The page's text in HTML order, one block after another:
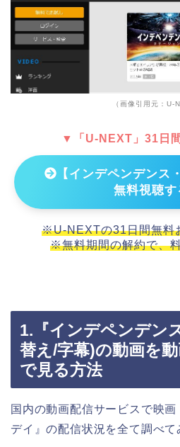
（画像引用元：U-
▼「U-NEXT」31日
【インデペンデンス
無料視聴す
※U-NEXTの31日間無料
※無料期間の解約で、
1.『インデペンデン
替え/字幕)の動画を
で見る方法
国内の動画配信サービスで映画
デイ』の配信状況を全て調べて